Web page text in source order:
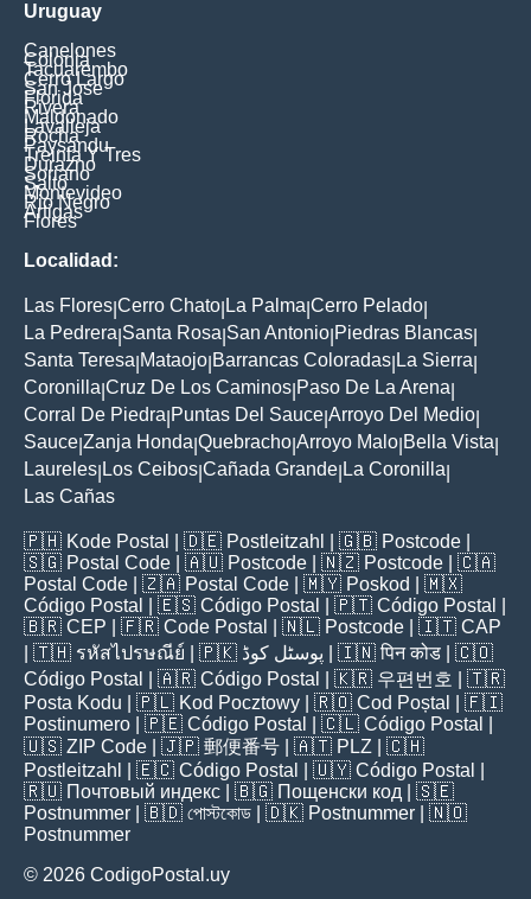
Uruguay
Canelones
Colonia
Tacuarembo
Cerro Largo
San Jose
Florida
Rivera
Maldonado
Lavalleja
Rocha
Paysandu
Treinta Y Tres
Durazno
Soriano
Salto
Montevideo
Rio Negro
Artigas
Flores
Localidad:
Las Flores Cerro Chato La Palma Cerro Pelado
La Pedrera Santa Rosa San Antonio Piedras Blancas
Santa Teresa Mataojo Barrancas Coloradas La Sierra
Coronilla Cruz De Los Caminos Paso De La Arena
Corral De Piedra Puntas Del Sauce Arroyo Del Medio
Sauce Zanja Honda Quebracho Arroyo Malo Bella Vista
Laureles Los Ceibos Cañada Grande La Coronilla
Las Cañas
🇵🇭 Kode Postal | 🇩🇪 Postleitzahl | 🇬🇧 Postcode
🇸🇬 Postal Code | 🇦🇺 Postcode | 🇳🇿 Postcode | 🇨🇦
Postal Code | 🇿🇦 Postal Code | 🇲🇾 Poskod
| 🇲🇽
Código Postal
| 🇪🇸 Código Postal | 🇵🇹 Código Postal
🇧🇷 CEP | 🇫🇷 Code Postal | 🇳🇱 Postcode | 🇮🇹 CAP
| 🇹🇭 รหัสไปรษณีย์ | 🇵🇰 پوسٹل کوڈ | 🇮🇳पिन कोड | 🇨🇴
Código Postal
| 🇦🇷 Código Postal | 🇰🇷 우편번호
| 🇹🇷
Posta Kodu | 🇵🇱 Kod Pocztowy | 🇷🇴 Cod Poștal
| 🇫🇮
Postinumero | 🇵🇪 Código Postal | 🇨🇱 Código Postal
🇺🇸 ZIP Code | 🇯🇵 郵便番号 | 🇦🇹 PLZ | 🇨🇭
Postleitzahl
| 🇪🇨 Código Postal | 🇺🇾 Código Postal
🇷🇺 Почтовый индекс | 🇧🇬 Пощенски код | 🇸🇪
Postnummer | 🇧🇩 পোস্টকোড | 🇩🇰 Postnummer | 🇳🇴
Postnummer
© 2026 CodigoPostal.uy